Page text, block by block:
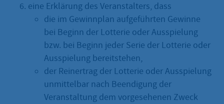
eine Erklärung des Veranstalters, dass
die im Gewinnplan aufgeführten Gewinne
bei Beginn der Lotterie oder Ausspielung
bzw. bei Beginn jeder Serie der Lotterie oder
Ausspielung bereitstehen,
der Reinertrag der Lotterie oder Ausspielung
unmittelbar nach Beendigung der
Veranstaltung dem vorgesehenen Zweck